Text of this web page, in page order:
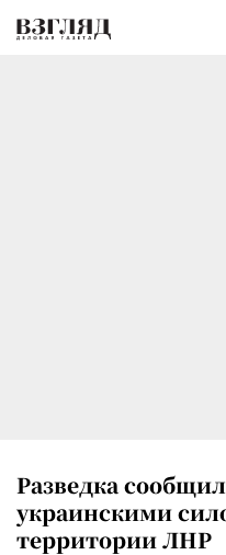
Разведка
украинскими
территории ЛНР